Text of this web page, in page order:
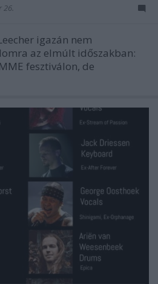
26.
igazán nem
az elmúlt időszakban:
fesztiválon, de